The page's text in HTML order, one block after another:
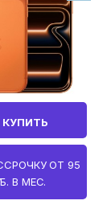
КУПИТЬ
ОТ 95
В МЕС.